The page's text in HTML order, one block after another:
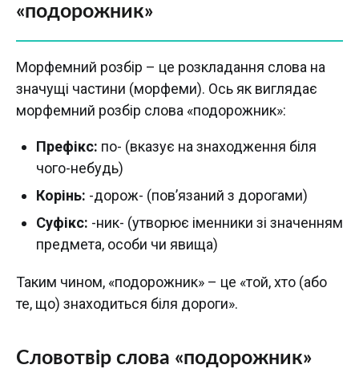
«подорожник»
Морфемний розбір – це розкладання слова на
значущі частини (морфеми). Ось як виглядає
морфемний розбір слова «подорожник»:
Префікс: по- (вказує на знаходження біля
чого-небудь)
Корінь: -дорож- (пов’язаний з дорогами)
Суфікс: -ник- (утворює іменники зі значенням
предмета, особи чи явища)
Таким чином, «подорожник» – це «той, хто (або
те, що) знаходиться біля дороги».
Словотвір слова «подорожник»